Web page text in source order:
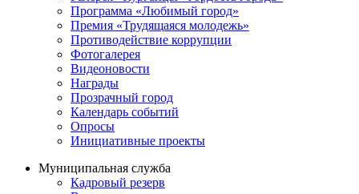
Программа «Любимый город»
Премия «Трудящаяся молодежь»
Противодействие коррупции
Фотогалерея
Видеоновости
Награды
Прозрачный город
Календарь событий
Опросы
Инициативные проекты
Муниципальная служба
Кадровый резерв